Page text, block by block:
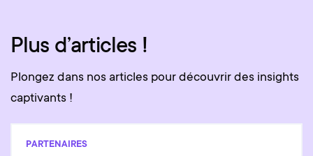
Plus d’articles !
Plongez dans nos articles pour découvrir des insights
captivants !
PARTENAIRES